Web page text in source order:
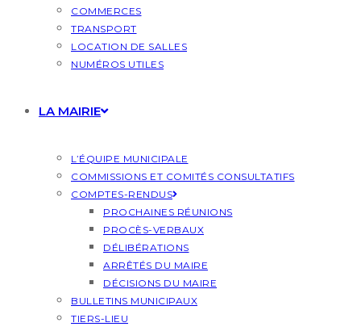
COMMERCES
TRANSPORT
LOCATION DE SALLES
NUMÉROS UTILES
LA MAIRIE
L’ÉQUIPE MUNICIPALE
COMMISSIONS ET COMITÉS CONSULTATIFS
COMPTES-RENDUS
PROCHAINES RÉUNIONS
PROCÈS-VERBAUX
DÉLIBÉRATIONS
ARRÊTÉS DU MAIRE
DÉCISIONS DU MAIRE
BULLETINS MUNICIPAUX
TIERS-LIEU